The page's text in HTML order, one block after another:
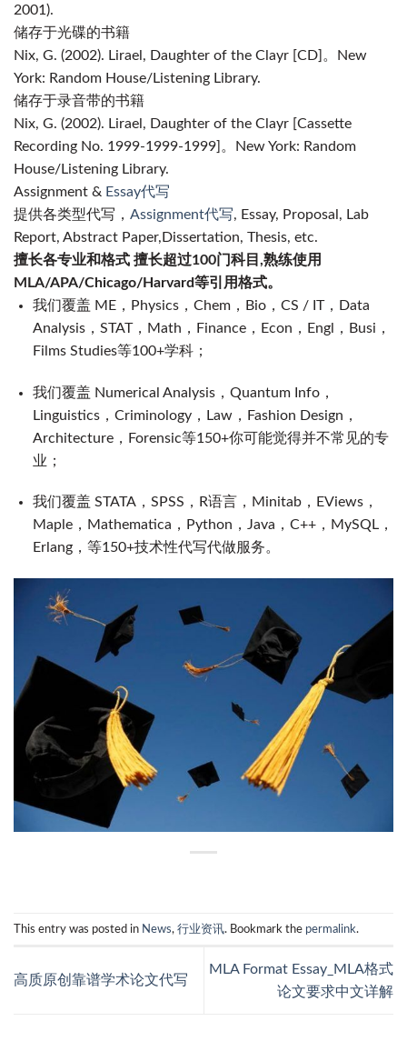
2001).
储存于光碟的书籍
Nix, G. (2002). Lirael, Daughter of the Clayr [CD]。
New
York: Random House/Listening Library.
储存于录音带的书籍
Nix, G. (2002). Lirael, Daughter of the Clayr [Cassette
Recording No. 1999-1999-1999]。New York: Random
House/Listening Library.
Assignment & Essay代写
提供各类型代写， Assignment代写, Essay, Proposal, Lab
Report, Abstract Paper,Dissertation, Thesis, etc.
擅长各专业和格式 擅长超过100门科目,熟练使用
MLA/APA/Chicago/Harvard等引用格式。
我们覆盖 ME，Physics，Chem，Bio，CS / IT，Data
Analysis，STAT，Math，Finance，Econ，Engl，Busi，
Films Studies等100+学科；
我们覆盖 Numerical Analysis，Quantum Info，
Linguistics，Criminology，Law，Fashion Design，
Architecture，Forensic等150+你可能觉得并不常见的专
业；
我们覆盖 STATA，SPSS，R语言，Minitab，EViews，
Maple，Mathematica，Python，Java，C++，MySQL，
Erlang，等150+技术性代写代做服务。
This entry was posted in News, 行业资讯. Bookmark the permalink.
高质原创靠谱学术论文代写
MLA Format Essay_MLA格式
论文要求中文详解